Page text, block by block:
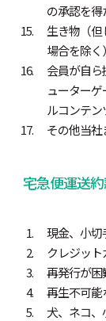
の承認を得
生き物（
場合を除く）
会員が自
ューター
ルコンテン
その他当
宅急便運送
現金、小切
クレジッ
再発行が困
再生不可能
犬、ネコ、